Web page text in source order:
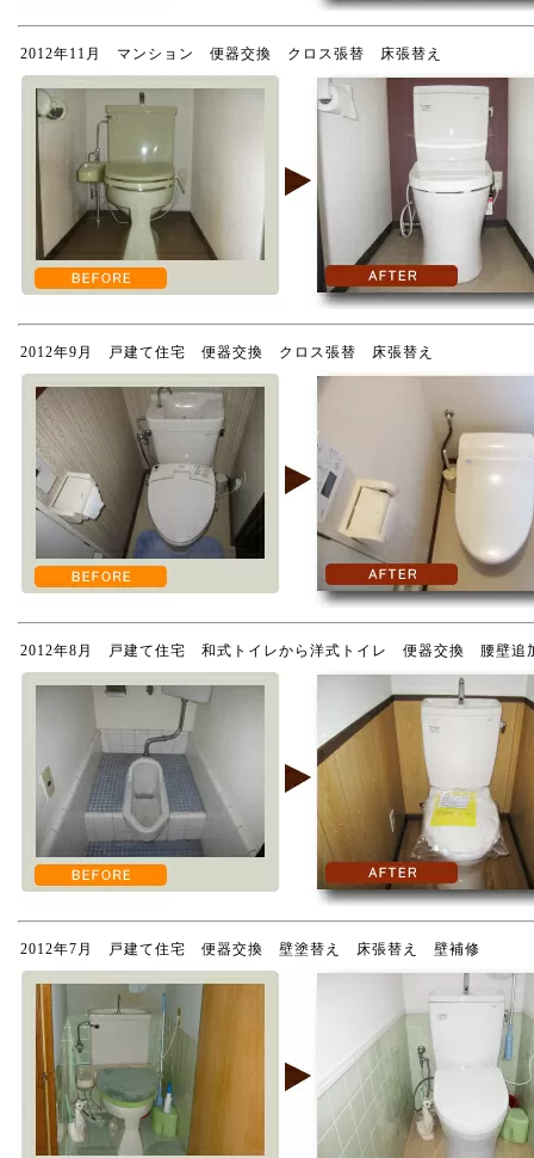
2012年11月 マンション 便器交換 クロス張替 床張替え
2012年9月 戸建て住宅 便器交換 クロス張替 床張替え
2012年8月 戸建て住宅 和式トイレから洋式トイレ 便器交換 腰壁
2012年7月 戸建て住宅 便器交換 壁塗替え 床張替え 壁補修